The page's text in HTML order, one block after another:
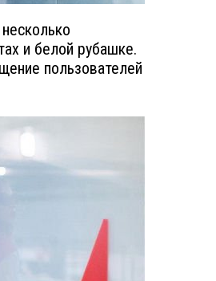
и белой рубашке.
пользователей